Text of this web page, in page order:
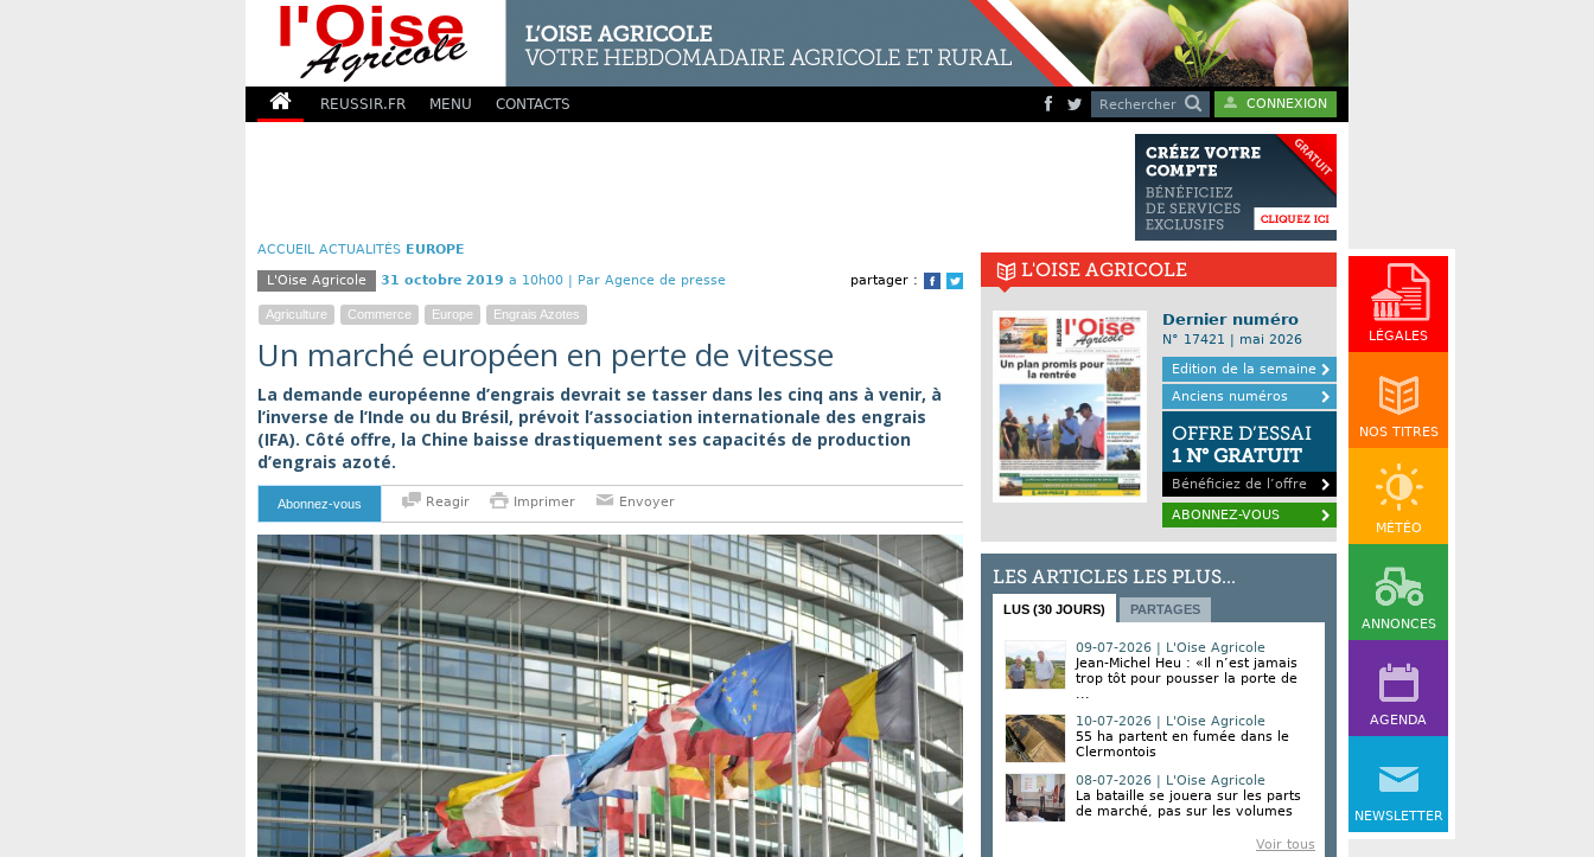
REUSSIR.FR MENU CONTACTS Rechercher CONNEXION
LÉGALES
NOS TITRES
MÉTÉO
ANNONCES
AGENDA
NEWSLETTER
ACCUEIL ACTUALITÉS EUROPE
partager :
Facebook
Twitter
L'Oise Agricole 31 octobre 2019 a 10h00 | Par Agence de presse
Agriculture Commerce Europe Engrais Azotes
Un marché européen en perte de vitesse
La demande européenne d’engrais devrait se tasser dans les cinq ans à venir, à
l’inverse de l’Inde ou du Brésil, prévoit l’association internationale des engrais
(IFA). Côté offre, la Chine baisse drastiquement ses capacités de production
d’engrais azoté.
Abonnez-vous Reagir Imprimer Envoyer
L'OISE AGRICOLE
Dernier numéro
N° 17421 | mai 2026
Edition de la semaine
Anciens numéros
OFFRE D’ESSAI
1 N° GRATUIT
Bénéficiez de l’offre
ABONNEZ-VOUS
LES ARTICLES LES PLUS...
LUS (30 JOURS) PARTAGES
09-07-2026 | L'Oise Agricole
Jean-Michel Heu : «Il n’est jamais
trop tôt pour pousser la porte de
...
10-07-2026 | L'Oise Agricole
55 ha partent en fumée dans le
Clermontois
08-07-2026 | L'Oise Agricole
La bataille se jouera sur les parts
de marché, pas sur les volumes
Voir tous